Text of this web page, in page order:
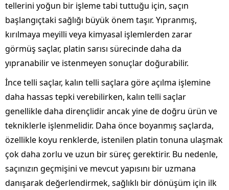
tellerini yoğun bir işleme tabi tuttuğu için, saçın
başlangıçtaki sağlığı büyük önem taşır. Yıpranmış,
kırılmaya meyilli veya kimyasal işlemlerden zarar
görmüş saçlar, platin sarısı sürecinde daha da
yıpranabilir ve istenmeyen sonuçlar doğurabilir.
İnce telli saçlar, kalın telli saçlara göre açılma işlemine
daha hassas tepki verebilirken, kalın telli saçlar
genellikle daha dirençlidir ancak yine de doğru ürün ve
tekniklerle işlenmelidir. Daha önce boyanmış saçlarda,
özellikle koyu renklerde, istenilen platin tonuna ulaşmak
çok daha zorlu ve uzun bir süreç gerektirir. Bu nedenle,
saçınızın geçmişini ve mevcut yapısını bir uzmana
danışarak değerlendirmek, sağlıklı bir dönüşüm için ilk